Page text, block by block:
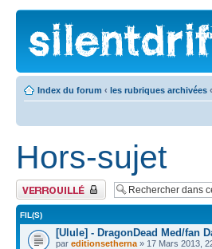
Index du forum ‹ les rubriques archivées ‹
Hors-sujet
Forum verrouillé
FIL(S)
[Ulule] - DragonDead Med/fan
par editionsetherna » 17 Mars 2013,